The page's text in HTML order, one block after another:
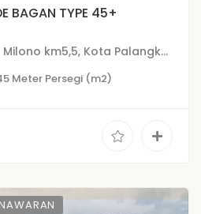
BAGAN TYPE 45+
Jl. Putri Mayang I, RTA Milono km5,5, Kota Palangka Raya
Meter Persegi (m2)